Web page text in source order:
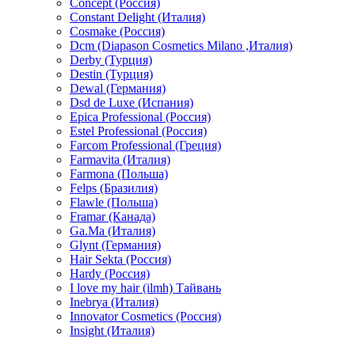
Concept (Россия)
Constant Delight (Италия)
Cosmake (Россия)
Dcm (Diapason Cosmetics Milano ,Италия)
Derby (Турция)
Destin (Турция)
Dewal (Германия)
Dsd de Luxe (Испания)
Epica Professional (Россия)
Estel Professional (Россия)
Farcom Professional (Греция)
Farmavita (Италия)
Farmona (Польша)
Felps (Бразилия)
Flawle (Польша)
Framar (Канада)
Ga.Ma (Италия)
Glynt (Германия)
Hair Sekta (Россия)
Hardy (Россия)
I love my hair (ilmh) Тайвань
Inebrya (Италия)
Innovator Cosmetics (Россия)
Insight (Италия)